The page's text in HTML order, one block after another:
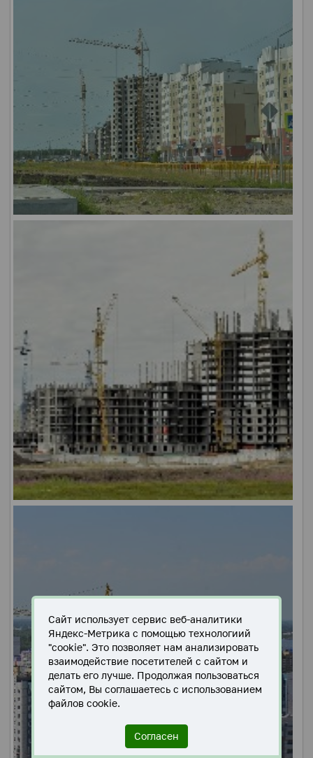
Сайт использует сервис веб-аналитики
Яндекс-Метрика с помощью технологиий
"cookie". Это позволяет нам анализировать
взаимодействие посетителей с сайтом и
делать его лучше. Продолжая пользоваться
сайтом, Вы соглашаетесь с использованием
файлов cookie.
Согласен